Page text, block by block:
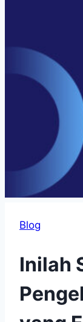
Blog
Inilah